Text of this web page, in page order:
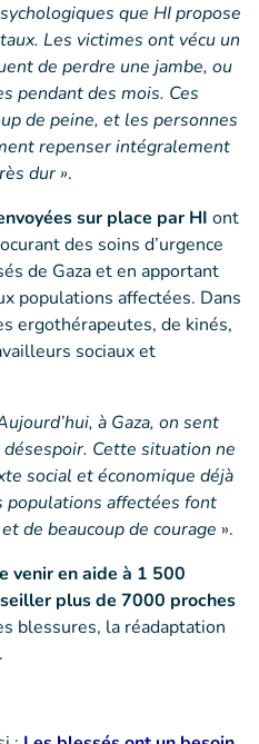
que HI propose
Les victimes ont vécu un
de perdre une jambe, ou
pendant des mois. Ces
de peine, et les personnes
repenser intégralement
dur ».
sur place par HI ont
des soins d’urgence
de Gaza et en apportant
populations affectées. Dans
ergothérapeutes, de kinés,
sociaux et
à Gaza, on sent
Cette situation ne
social et économique déjà
affectées font
de beaucoup de courage ».
venir en aide à 1 500
plus de 7000 proches
blessures, la réadaptation